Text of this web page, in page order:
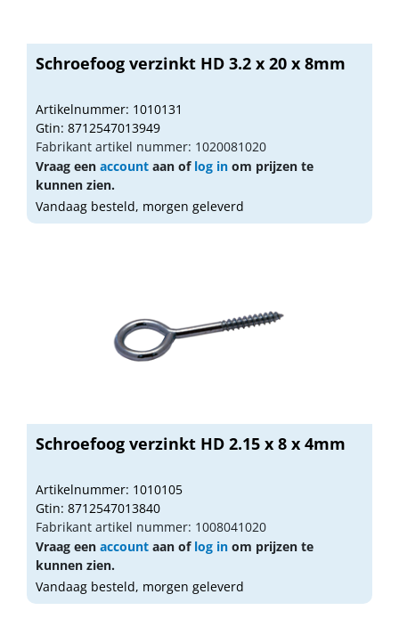
Schroefoog verzinkt HD 3.2 x 20 x 8mm
Artikelnummer: 1010131
Gtin: 8712547013949
Fabrikant artikel nummer: 1020081020
Vraag een account aan of log in om prijzen te
kunnen zien.
Vandaag besteld, morgen geleverd
Schroefoog verzinkt HD 2.15 x 8 x 4mm
Artikelnummer: 1010105
Gtin: 8712547013840
Fabrikant artikel nummer: 1008041020
Vraag een account aan of log in om prijzen te
kunnen zien.
Vandaag besteld, morgen geleverd